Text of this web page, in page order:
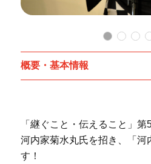
概要・基本情報
「継ぐこと・伝えること」第
河内家菊水丸氏を招き、「河
す！